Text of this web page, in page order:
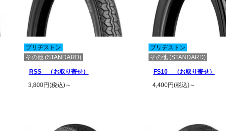
ブリヂストン
その他 (STANDARD)
RSS （お取り寄せ）
3,800円(税込)～
ブリヂストン
その他 (STANDARD)
FS10 （お取り寄せ）
4,400円(税込)～